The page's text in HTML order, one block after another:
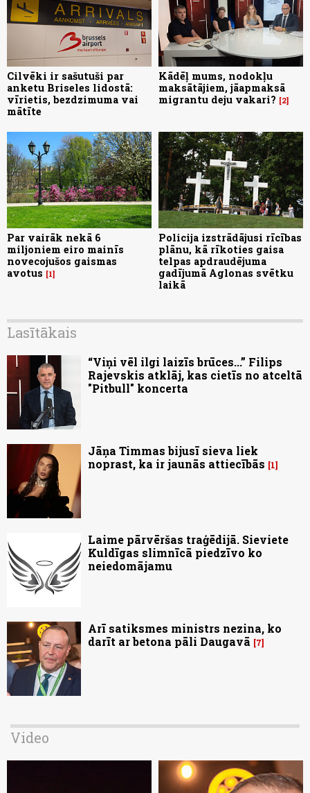
Cilvēki ir sašutuši par
anketu Briseles lidostā:
vīrietis, bezdzimuma vai
mātīte
Kādēļ mums, nodokļu
maksātājiem, jāapmaksā
migrantu deju vakari?
2
Par vairāk nekā 6
miljoniem eiro mainīs
novecojušos gaismas
avotus
1
Policija izstrādājusi rīcības
plānu, kā rīkoties gaisa
telpas apdraudējuma
gadījumā Aglonas svētku
laikā
Lasītākais
“Viņi vēl ilgi laizīs brūces...” Filips
Rajevskis atklāj, kas cietīs no atceltā
"Pitbull" koncerta
Jāņa Timmas bijusī sieva liek
noprast, ka ir jaunās attiecībās
1
Laime pārvēršas traģēdijā. Sieviete
Kuldīgas slimnīcā piedzīvo ko
neiedomājamu
Arī satiksmes ministrs nezina, ko
darīt ar betona pāli Daugavā
7
Video